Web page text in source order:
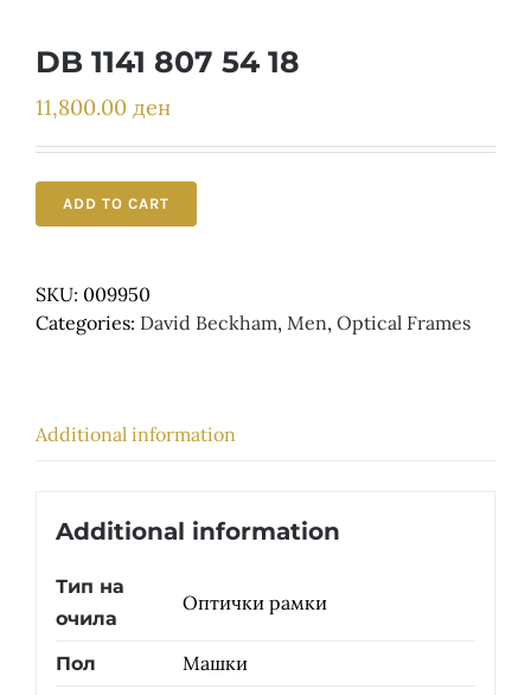
DB 1141 807 54 18
11,800.00 ден
ADD TO CART
SKU: 009950
Categories: David Beckham, Men, Optical Frames
Additional information
Additional information
Тип на
очила
Оптички рамки
Пол Машки